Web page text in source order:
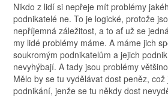
Nikdo z lidí si nepřeje mít problémy
podnikatelé ne. To je logické, protože
nepříjemná záležitost, a to ať už se
my lidé problémy máme. A máme jich
soukromým podnikatelům a jejich
nevyhýbají. A tady jsou problémy
Mělo by se tu vydělávat dost peněz,
podnikání, jenže se tu někdy dost